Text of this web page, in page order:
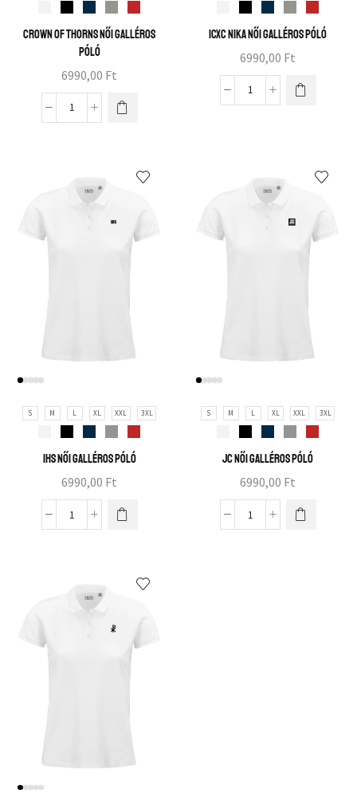
Crown of thorns női galléros
póló
6990,00 Ft
ICXC NIKA női galléros póló
6990,00 Ft
S M L XL XXL 3XL
IHS női galléros póló
6990,00 Ft
S M L XL XXL 3XL
JC női galléros póló
6990,00 Ft